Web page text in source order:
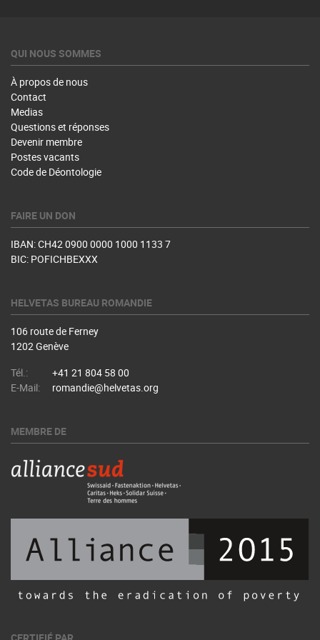
QUI NOUS SOMMES
À propos de nous
Contact
Medias
Questions et réponses
Devenir membre
Postes vacants
Code de Déontologie
FAIRE UN DON
IBAN: CH42 0900 0000 1000 1133 7
BIC: POFICHBEXXX
HELVETAS BUREAU ROMANDIE
106 route de Ferney
1202 Genève
Tél.:
+41 21 804 58 00
E-Mail:
romandie@helvetas.org
MEMBRE DE